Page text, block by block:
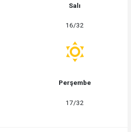
Salı
16/32
Perşembe
17/32